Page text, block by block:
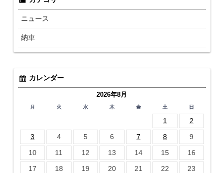
ニュース
納車
カレンダー
2026年8月
月 火 水 木 金 土 日
1
2
3
4 5 6 7 8
9
10
11 12 13 14 15
16
17
18 19 20 21 22
23